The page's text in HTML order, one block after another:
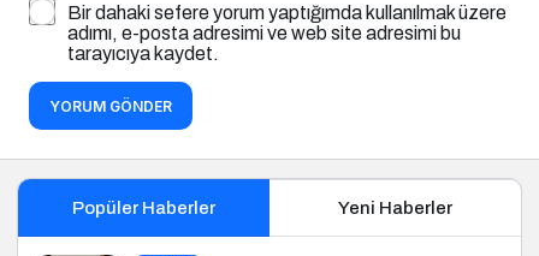
Bir dahaki sefere yorum yaptığımda kullanılmak üzere
adımı, e-posta adresimi ve web site adresimi bu
tarayıcıya kaydet.
YORUM GÖNDER
Popüler Haberler Yeni Haberler